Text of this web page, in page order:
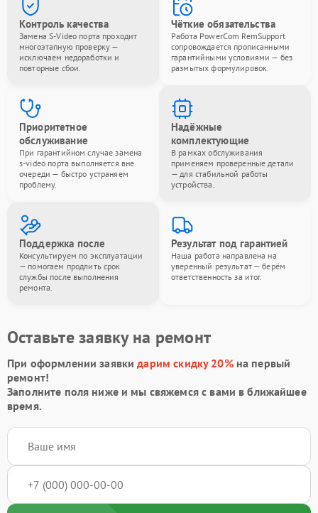
Контроль качества
Замена S-Video порта проходит
многоэтапную проверку —
исключаем недоработки и
повторные сбои.
Чёткие обязательства
Работа PowerCom RemSupport
сопровождается прописанными
гарантийными условиями — без
размытых формулировок.
Приоритетное
обслуживание
При гарантийном случае замена
s-video порта выполняется вне
очереди — быстро устраняем
проблему.
Надёжные
комплектующие
В рамках обслуживания
применяем проверенные детали
— для стабильной работы
устройства.
Поддержка после
Консультируем по эксплуатации
— помогаем продлить срок
службы после выполнения
ремонта.
Результат под гарантией
Наша работа направлена на
уверенный результат — берём
ответственность за итог.
Оставьте заявку на ремонт
При оформлении заявкидарим скидку 20%на первый
ремонт!
Заполните поля ниже и мы свяжемся с вами в ближайшее
время.